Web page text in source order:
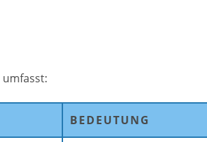
umfasst:
BEDEUTUNG